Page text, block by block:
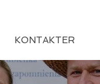
KONTAKTER